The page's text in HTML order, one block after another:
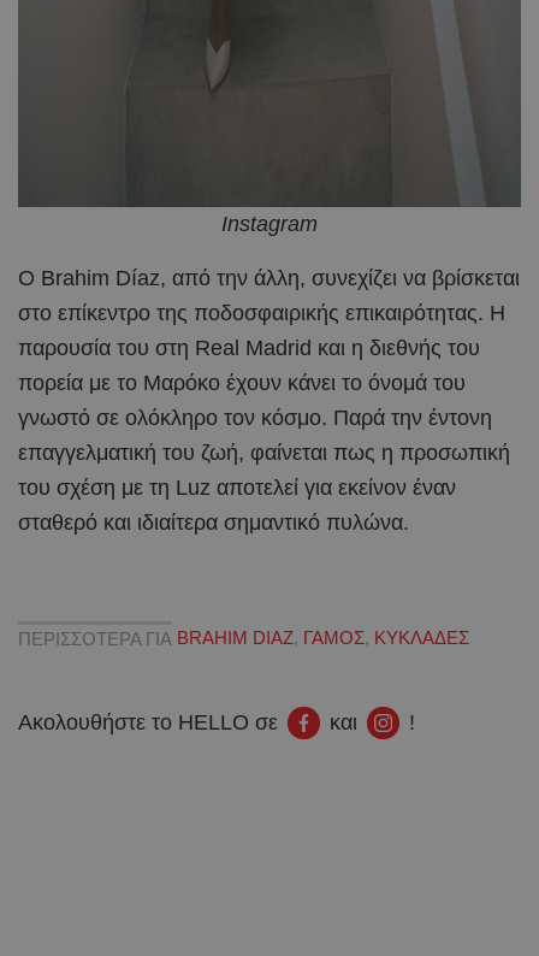
Instagram
Ο Brahim Díaz, από την άλλη, συνεχίζει να βρίσκεται
στο επίκεντρο της ποδοσφαιρικής επικαιρότητας. Η
παρουσία του στη Real Madrid και η διεθνής του
πορεία με το Μαρόκο έχουν κάνει το όνομά του
γνωστό σε ολόκληρο τον κόσμο. Παρά την έντονη
επαγγελματική του ζωή, φαίνεται πως η προσωπική
του σχέση με τη Luz αποτελεί για εκείνον έναν
σταθερό και ιδιαίτερα σημαντικό πυλώνα.
ΠΕΡΙΣΣΟΤΕΡΑ ΓΙΑ BRAHIM DIAZ, ΓΑΜΟΣ, ΚΥΚΛΑΔΕΣ
Ακολουθήστε το HELLO σε και !